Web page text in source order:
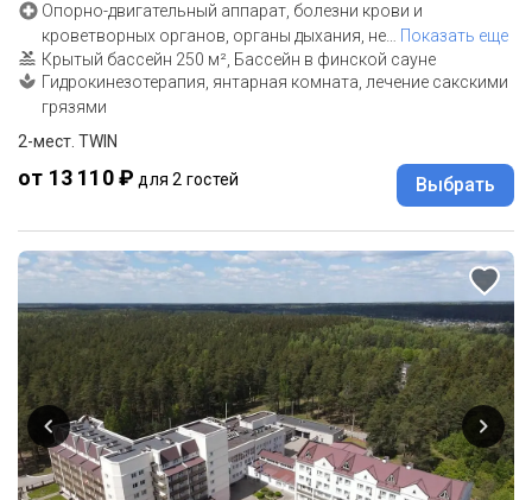
Опорно-двигательный аппарат, болезни крови и
кроветворных органов, органы дыхания, не
Показать еще
Крытый бассейн 250 м², Бассейн в финской сауне
Гидрокинезотерапия, янтарная комната, лечение сакскими
грязями
2-мест. TWIN
от 13 110 ₽ для 2 гостей Выбрать